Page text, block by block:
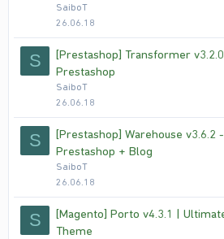
SaiboT
26.06.18
S
[Prestashop] Transformer
Prestashop
SaiboT
26.06.18
S
[Prestashop] Warehouse v3.6.2
Prestashop + Blog
SaiboT
26.06.18
S
[Magento] Porto v4.3.1 |
Theme